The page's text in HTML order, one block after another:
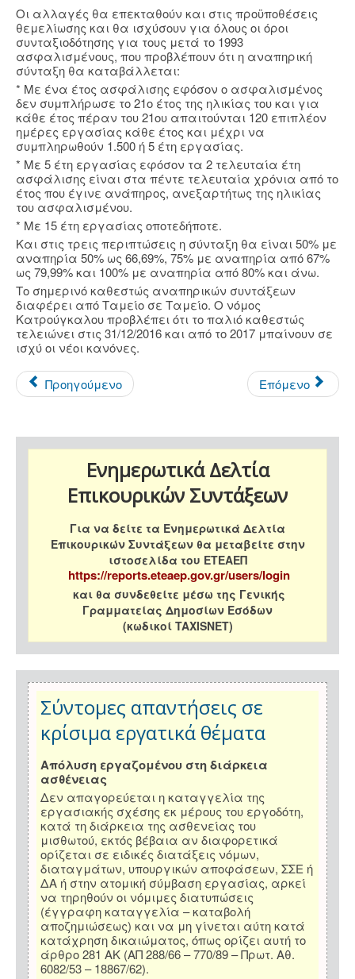
Οι αλλαγές θα επεκταθούν και στις προϋποθέσεις
θεμελίωσης και θα ισχύσουν για όλους οι όροι
συνταξιοδότησης για τους μετά το 1993
ασφαλισμένους, που προβλέπουν ότι η αναπηρική
σύνταξη θα καταβάλλεται:
* Με ένα έτος ασφάλισης εφόσον ο ασφαλισμένος
δεν συμπλήρωσε το 21ο έτος της ηλικίας του και για
κάθε έτος πέραν του 21ου απαιτούνται 120 επιπλέον
ημέρες εργασίας κάθε έτος και μέχρι να
συμπληρωθούν 1.500 ή 5 έτη εργασίας.
* Με 5 έτη εργασίας εφόσον τα 2 τελευταία έτη
ασφάλισης είναι στα πέντε τελευταία χρόνια από το
έτος που έγινε ανάπηρος, ανεξαρτήτως της ηλικίας
του ασφαλισμένου.
* Με 15 έτη εργασίας οποτεδήποτε.
Και στις τρεις περιπτώσεις η σύνταξη θα είναι 50% με
αναπηρία 50% ως 66,69%, 75% με αναπηρία από 67%
ως 79,99% και 100% με αναπηρία από 80% και άνω.
Το σημερινό καθεστώς αναπηρικών συντάξεων
διαφέρει από Ταμείο σε Ταμείο. Ο νόμος
Κατρούγκαλου προβλέπει ότι το παλιό καθεστώς
τελειώνει στις 31/12/2016 και από το 2017 μπαίνουν σε
ισχύ οι νέοι κανόνες.
Προηγούμενο Επόμενο
Ενημερωτικά Δελτία
Επικουρικών Συντάξεων
Για να δείτε τα Ενημερωτικά Δελτία
Επικουρικών Συντάξεων θα μεταβείτε στην
ιστοσελίδα του ΕΤΕΑΕΠ
https://reports.eteaep.gov.gr/users/login
και θα συνδεθείτε μέσω της Γενικής
Γραμματείας Δημοσίων Εσόδων
(κωδικοί TAXISNET)
Σύντομες απαντήσεις σε
κρίσιμα εργατικά θέματα
Απόλυση εργαζομένου στη διάρκεια
ασθένειας
Δεν απαγορεύεται η καταγγελία της
εργασιακής σχέσης εκ μέρους του εργοδότη,
κατά τη διάρκεια της ασθενείας του
μισθωτού, εκτός βέβαια αν διαφορετικά
ορίζεται σε ειδικές διατάξεις νόμων,
διαταγμάτων, υπουργικών αποφάσεων, ΣΣΕ ή
ΔΑ ή στην ατομική σύμβαση εργασίας, αρκεί
να τηρηθούν οι νόμιμες διατυπώσεις
(έγγραφη καταγγελία – καταβολή
αποζημιώσεως) και να μη γίνεται αύτη κατά
κατάχρηση δικαιώματος, όπως ορίζει αυτή το
άρθρο 281 ΑΚ (ΑΠ 288/66 – 770/89 – Πρωτ. Αθ.
6082/53 – 18867/62).